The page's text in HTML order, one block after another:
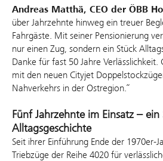
Andreas Matthä, CEO der ÖBB
über Jahrzehnte hinweg ein treuer
Fahrgäste. Mit seiner Pensionierung
nur einen Zug, sondern ein Stück
Danke für fast 50 Jahre
mit den neuen Cityjet
Nahverkehrs in der Ostregion.“
Fünf Jahrzehnte im Einsatz – ein
Alltagsgeschichte
Seit ihrer Einführung Ende der
Triebzüge der Reihe 4020 für